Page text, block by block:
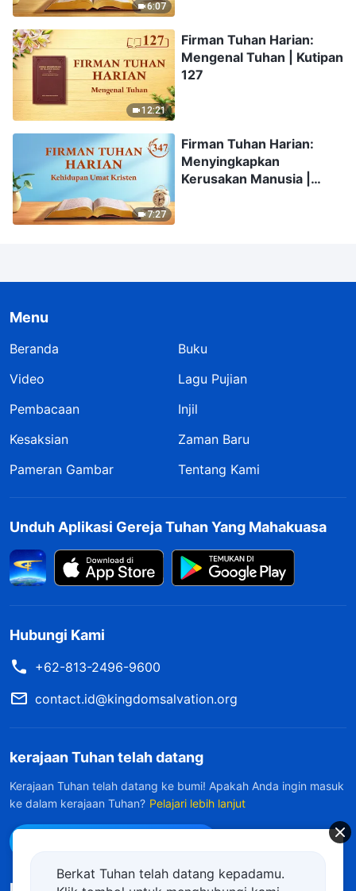
6:07
12:21
Firman Tuhan Harian:
Mengenal Tuhan | Kutipan
127
7:27
Firman Tuhan Harian:
Menyingkapkan
Kerusakan Manusia |
Menu
Beranda
Buku
Video
Lagu Pujian
Pembacaan
Injil
Kesaksian
Zaman Baru
Pameran Gambar
Tentang Kami
Unduh Aplikasi Gereja Tuhan Yang Mahakuasa
Hubungi Kami
+62-813-2496-9600
contact.id@kingdomsalvation.org
kerajaan Tuhan telah datang
Kerajaan Tuhan telah datang ke bumi! Apakah Anda ingin masuk
ke dalam kerajaan Tuhan? Pelajari lebih lanjut
Berkat Tuhan telah datang kepadamu.